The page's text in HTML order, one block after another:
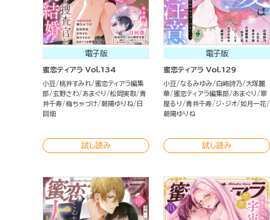
電子版
蜜恋ティアラ Vol.134
小豆 桃井すみれ
蜜恋ティアラ編集
部
玄野さわ あまぐり 松岡実取 青
井千寿 梅ちゃづけ 朝陽ゆりね
日
回畑
試し読み
電子版
蜜恋ティアラ Vol.129
小豆 なるみゆみ 白崎詩乃
大塚麗
華
蜜恋ティアラ編集部 あまぐり
翠
屋るり
青井千寿 ジ・ジオ 如月一花
朝陽ゆりね
試し読み